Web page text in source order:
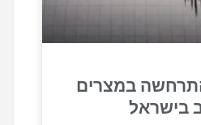
במצרים
בישראל